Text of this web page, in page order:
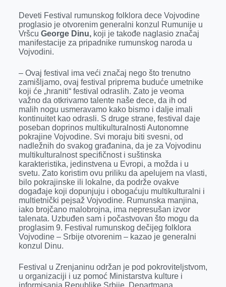
Deveti Festival rumunskog folklora dece Vojvodine
proglasio je otvorenim generalni konzul Rumunije u
Vršcu George Dinu, koji je takođe naglasio značaj
manifestacije za pripadnike rumunskog naroda u
Vojvodini.
– Ovaj festival ima veći značaj nego što trenutno
zamišljamo, ovaj festival priprema buduće umetnike
koji će „hraniti“ festival odraslih. Zato je veoma
važno da otkrivamo talente naše dece, da ih od
malih nogu usmeravamo kako bismo i dalje imali
kontinuitet kao odrasli. S druge strane, festival daje
poseban doprinos multikulturalnosti Autonomne
pokrajine Vojvodine. Svi moraju biti svesni, od
nadležnih do svakog građanina, da je za Vojvodinu
multikulturalnost specifičnost i suštinska
karakteristika, jedinstvena u Evropi, a možda i u
svetu. Zato koristim ovu priliku da apelujem na vlasti,
bilo pokrajinske ili lokalne, da podrže ovakve
događaje koji dopunjuju i obogaćuju multikulturalni i
multietnički pejsaž Vojvodine. Rumunska manjina,
iako brojčano malobrojna, ima nepresušan izvor
talenata. Uzbuđen sam i počastvovan što mogu da
proglasim 9. Festival rumunskog dečijeg folklora
Vojvodine – Srbije otvorenim – kazao je generalni
konzul Dinu.
Festival u Zrenjaninu održan je pod pokroviteljstvom,
u organizaciji i uz pomoć Ministarstva kulture i
informisanja Republike Srbije, Departmana